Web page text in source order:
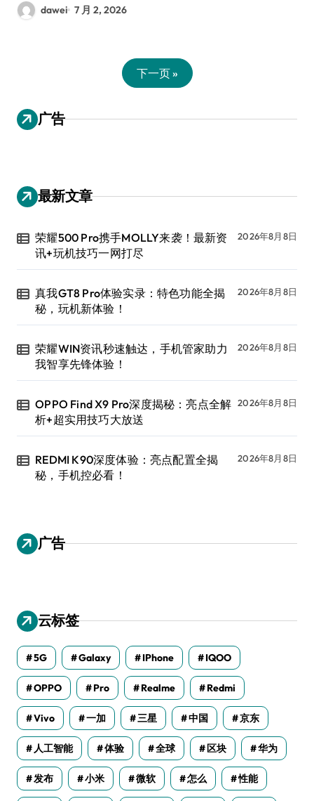
dawei 7 月 2, 2026
下一页 »
广告
最新文章
荣耀500 Pro携手MOLLY来袭！最新资
讯+玩机技巧一网打尽
2026年8月8日
真我GT8 Pro体验实录：特色功能全揭
秘，玩机新体验！
2026年8月8日
荣耀WIN资讯秒速触达，手机管家助力
我智享先锋体验！
2026年8月8日
OPPO Find X9 Pro深度揭秘：亮点全解
析+超实用技巧大放送
2026年8月8日
REDMI K90深度体验：亮点配置全揭
秘，手机控必看！
2026年8月8日
广告
云标签
5G Galaxy IPhone IQOO
OPPO Pro Realme Redmi
Vivo 一加 三星 中国 京东
人工智能 体验 全球 区块 华为
发布 小米 微软 怎么 性能